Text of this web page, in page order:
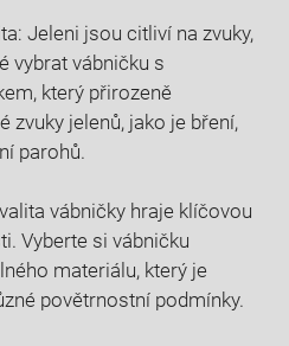
Jeleni jsou citliví na zvuky,
vybrat vábničku s
který přirozeně
zvuky jelenů, jako je bření,
parohů.
vábničky hraje klíčovou
Vyberte si vábničku
materiálu, který je
povětrnostní podmínky.